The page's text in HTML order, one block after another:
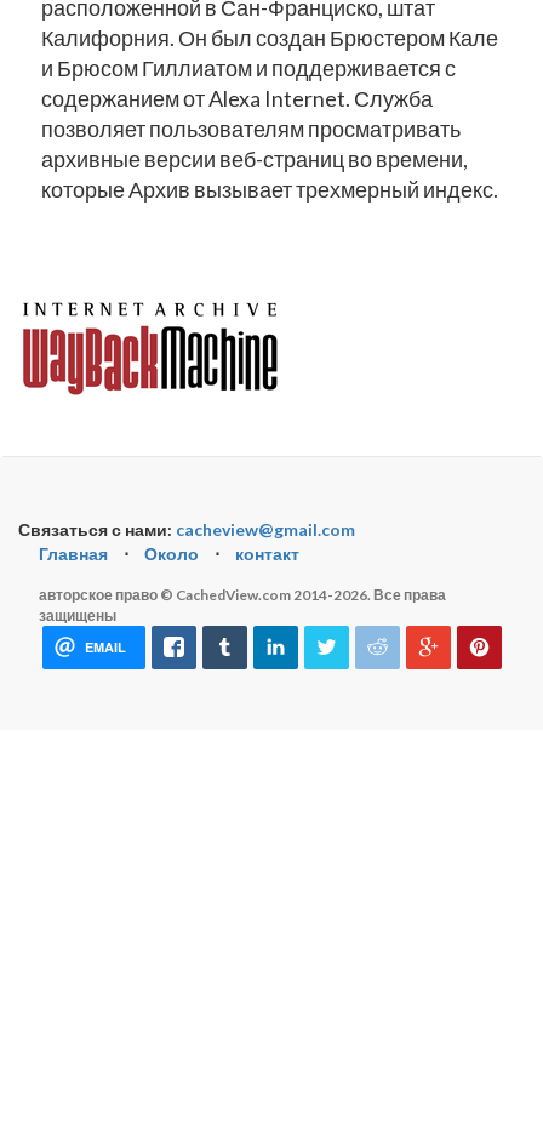
расположенной в Сан-Франциско, штат
Калифорния. Он был создан Брюстером Кале
и Брюсом Гиллиатом и поддерживается с
содержанием от Alexa Internet. Служба
позволяет пользователям просматривать
архивные версии веб-страниц во времени,
которые Архив вызывает трехмерный индекс.
Связаться с нами: cacheview@gmail.com
Главная
⋅ Около ⋅ контакт
авторское право © CachedView.com 2014-2026. Все права
защищены
EMAIL